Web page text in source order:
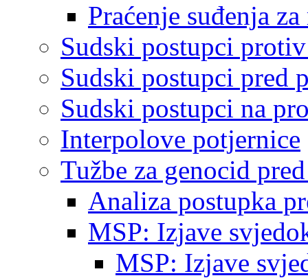
Praćenje suđenja
Sudski postupci
Sudski postupci pred
Sudski postupci na
Interpolove potjernice
Tužbe za genocid
Analiza postupka
MSP: Izjave
MSP: Izjave